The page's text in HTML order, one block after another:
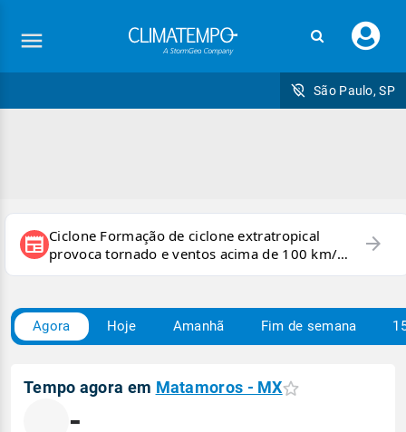
seu
São Paulo, SP
newspaper Ciclone Formação de ciclone extratropical
provoca tornado e ventos acima de 100 km/h
no RS
arrow_forward
Agora Hoje Amanhã Fim de semana
Tempo agora em Matamoros - MX
-